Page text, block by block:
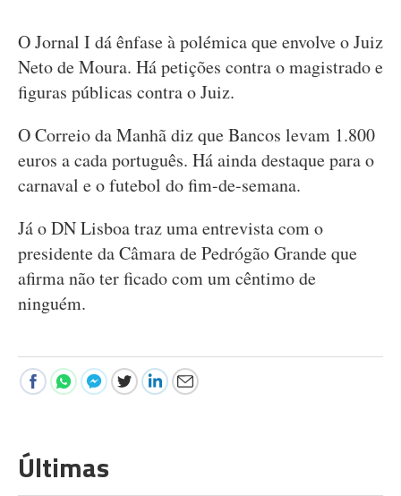
O Jornal I dá ênfase à polémica que envolve o Juiz
Neto de Moura. Há petições contra o magistrado e
figuras públicas contra o Juiz.
O Correio da Manhã diz que Bancos levam 1.800
euros a cada português. Há ainda destaque para o
carnaval e o futebol do fim-de-semana.
Já o DN Lisboa traz uma entrevista com o
presidente da Câmara de Pedrógão Grande que
afirma não ter ficado com um cêntimo de
ninguém.
Últimas